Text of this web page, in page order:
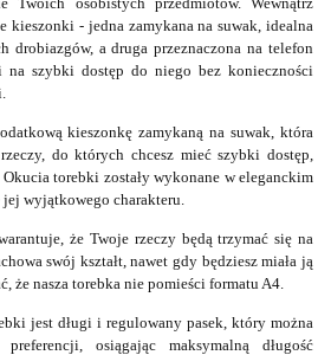
kieszonki - jedna zamykana na suwak, idealna
drobiazgów, a druga przeznaczona na telefon
szybki dostęp do niego bez konieczności
kieszonkę zamykaną na suwak, która
do których chcesz mieć szybki dostęp,
torebki zostały wykonane w eleganckim
wyjątkowego charakteru.
że Twoje rzeczy będą trzymać się na
swój kształt, nawet gdy będziesz miała ją
że nasza torebka nie pomieści formatu A4.
jest długi i regulowany pasek, który można
osiągając maksymalną długość